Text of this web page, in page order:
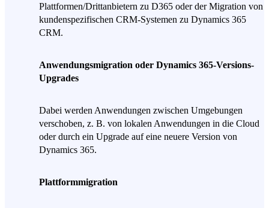
Plattformen/Drittanbietern zu D365 oder der Migration von
kundenspezifischen CRM-Systemen zu Dynamics 365
CRM.
Anwendungsmigration oder Dynamics 365-Versions-
Upgrades
Dabei werden Anwendungen zwischen Umgebungen
verschoben, z. B. von lokalen Anwendungen in die Cloud
oder durch ein Upgrade auf eine neuere Version von
Dynamics 365.
Plattformmigration